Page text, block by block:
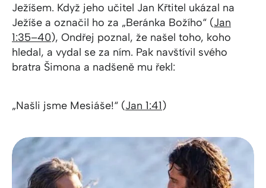
Ježíšem. Když jeho učitel Jan Křtitel ukázal na
Ježíše a označil ho za „Beránka Božího“ (Jan
1:35–40), Ondřej poznal, že našel toho, koho
hledal, a vydal se za ním. Pak navštívil svého
bratra Šimona a nadšeně mu řekl:
„Našli jsme Mesiáše!“ (Jan 1:41)